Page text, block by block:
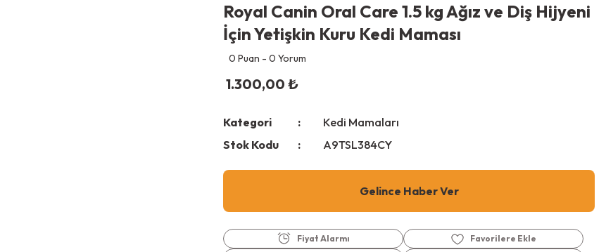
Royal Canin Oral Care 1.5 kg Ağız ve Diş Hijyeni
İçin Yetişkin Kuru Kedi Maması
0 Puan - 0 Yorum
1.300,00 ₺
Kategori
Kedi Mamaları
Stok Kodu
A9TSL384CY
Gelince Haber Ver
Fiyat Alarmı